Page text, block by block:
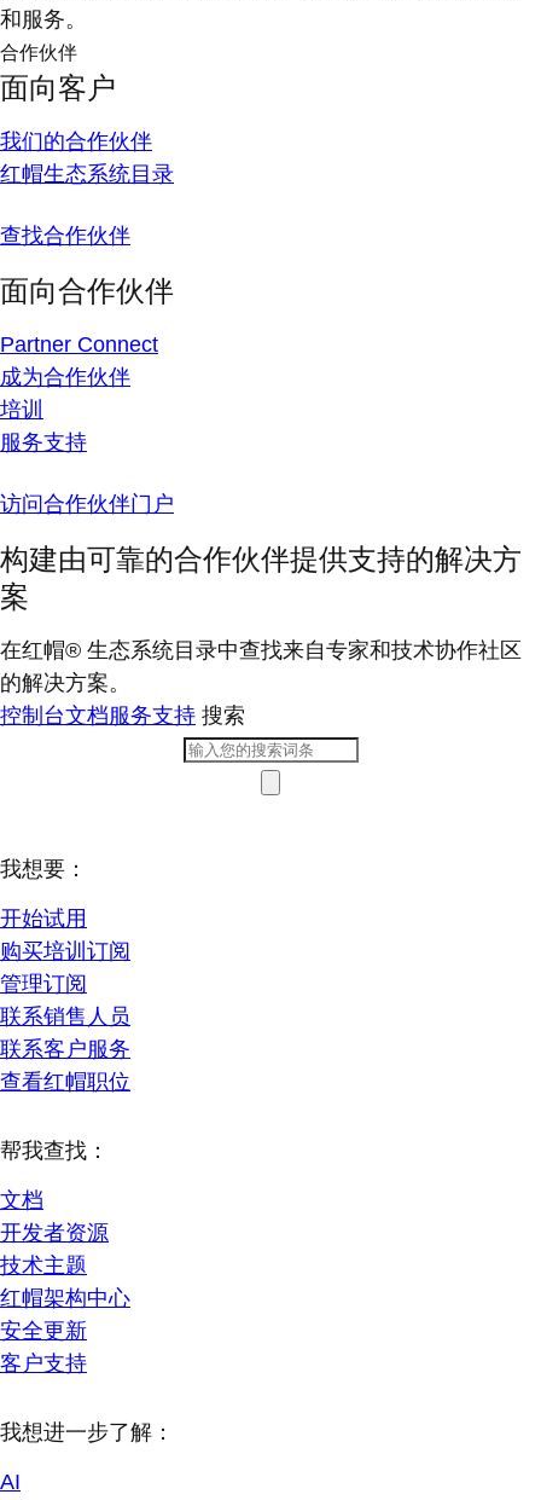
和服务。
合作伙伴
面向客户
我们的合作伙伴
红帽生态系统目录
查找合作伙伴
面向合作伙伴
Partner Connect
成为合作伙伴
培训
服务支持
访问合作伙伴门户
构建由可靠的合作伙伴提供支持的解决方
案
在红帽® 生态系统目录中查找来自专家和技术协作社区
的解决方案。
控制台文档服务支持 搜索
我想要：
开始试用
购买培训订阅
管理订阅
联系销售人员
联系客户服务
查看红帽职位
帮我查找：
文档
开发者资源
技术主题
红帽架构中心
安全更新
客户支持
我想进一步了解：
AI